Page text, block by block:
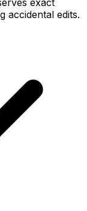
accidental edits.